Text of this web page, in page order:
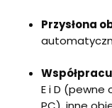
Przysłona
E i D